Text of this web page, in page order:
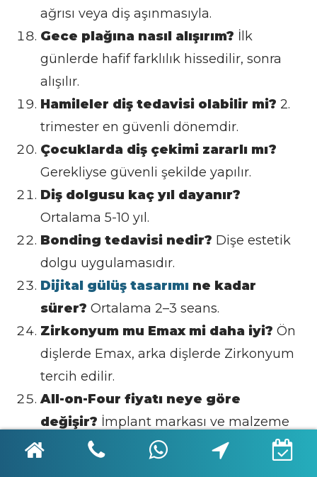
ağrısı veya diş aşınmasıyla.
Gece plağına nasıl alışırım? İlk
günlerde hafif farklılık hissedilir, sonra
alışılır.
Hamileler diş tedavisi olabilir mi? 2.
trimester en güvenli dönemdir.
Çocuklarda diş çekimi zararlı mı?
Gerekliyse güvenli şekilde yapılır.
Diş dolgusu kaç yıl dayanır?
Ortalama 5-10 yıl.
Bonding tedavisi nedir? Dişe estetik
dolgu uygulamasıdır.
Dijital gülüş tasarımıne kadar
sürer? Ortalama 2–3 seans.
Zirkonyum mu Emax mi daha iyi? Ön
dişlerde Emax, arka dişlerde Zirkonyum
tercih edilir.
All-on-Four fiyatı neye göre
değişir? İmplant markası ve malzeme
kalitesine göre.